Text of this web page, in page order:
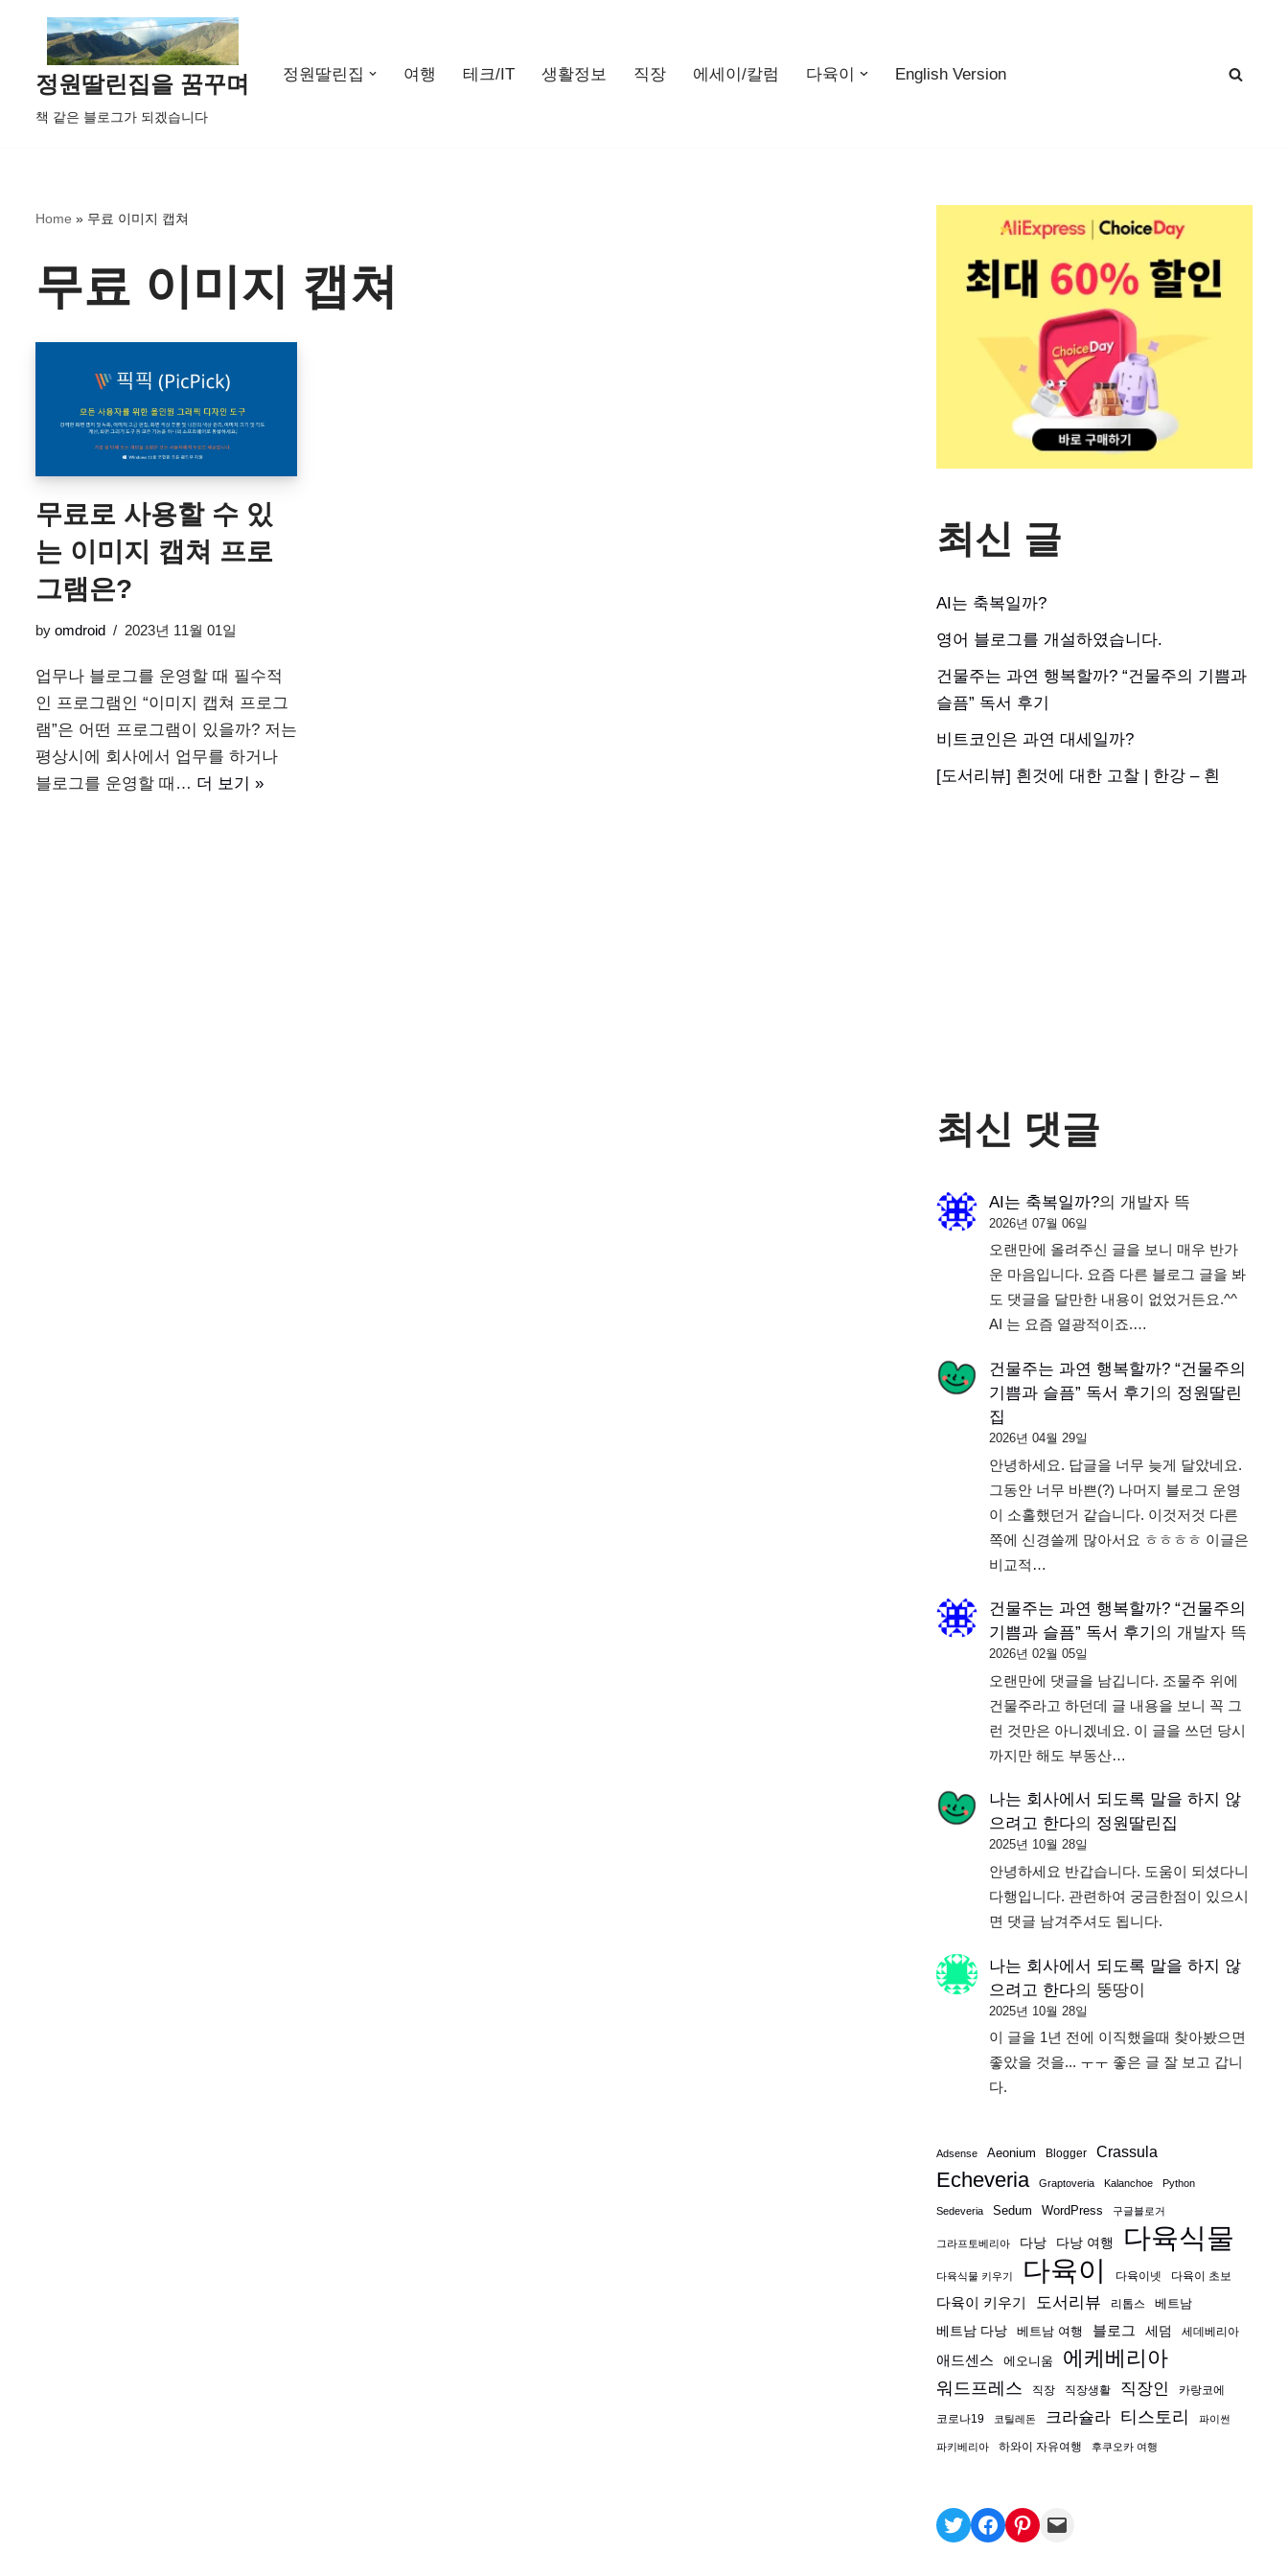
정원딸린집을 꿈꾸며
책 같은 블로그가 되겠습니다
정원딸린집 여행 테크/IT 생활정보 직장 에세이/칼럼 다육이 English Version
Home » 무료 이미지 캡쳐
무료 이미지 캡쳐
무료로 사용할 수 있
는 이미지 캡쳐 프로
그램은?
by omdroid 2023년 11월 01일
업무나 블로그를 운영할 때 필수적
인 프로그램인 “이미지 캡쳐 프로그
램”은 어떤 프로그램이 있을까? 저는
평상시에 회사에서 업무를 하거나
블로그를 운영할 때… 더 보기 »
최신 글
AI는 축복일까?
영어 블로그를 개설하였습니다.
건물주는 과연 행복할까? “건물주의 기쁨과
슬픔” 독서 후기
비트코인은 과연 대세일까?
[도서리뷰] 흰것에 대한 고찰 | 한강 – 흰
최신 댓글
AI는 축복일까?의 개발자 뜩
2026년 07월 06일
오랜만에 올려주신 글을 보니 매우 반가
운 마음입니다. 요즘 다른 블로그 글을 봐
도 댓글을 달만한 내용이 없었거든요.^^
AI 는 요즘 열광적이죠.…
건물주는 과연 행복할까? “건물주의
기쁨과 슬픔” 독서 후기 의 정원딸린
집
2026년 04월 29일
안녕하세요. 답글을 너무 늦게 달았네요.
그동안 너무 바쁜(?) 나머지 블로그 운영
이 소홀했던거 같습니다. 이것저것 다른
쪽에 신경쓸께 많아서요 ㅎㅎㅎㅎ 이글은
비교적…
건물주는 과연 행복할까? “건물주의
기쁨과 슬픔” 독서 후기 의 개발자 뜩
2026년 02월 05일
오랜만에 댓글을 남깁니다. 조물주 위에
건물주라고 하던데 글 내용을 보니 꼭 그
런 것만은 아니겠네요. 이 글을 쓰던 당시
까지만 해도 부동산…
나는 회사에서 되도록 말을 하지 않
으려고 한다의 정원딸린집
2025년 10월 28일
안녕하세요 반갑습니다. 도움이 되셨다니
다행입니다. 관련하여 궁금한점이 있으시
면 댓글 남겨주셔도 됩니다.
나는 회사에서 되도록 말을 하지 않
으려고 한다의 뚱땅이
2025년 10월 28일
이 글을 1년 전에 이직했을때 찾아봤으면
좋았을 것을... ㅜㅜ 좋은 글 잘 보고 갑니
다.
Adsense Aeonium Blogger Crassula
Echeveria Graptoveria Kalanchoe Python
Sedeveria Sedum WordPress 구글블로거
그라프토베리아 다낭 다낭 여행 다육식물
다육식물 키우기 다육이 다육이넷 다육이 초보
다육이 키우기 도서리뷰 리톱스
베트남
베트남 다낭
베트남 여행 블로그 세덤 세데베리아
애드센스 에오니움 에케베리아
워드프레스 직장 직장생활 직장인 카랑코에
코로나19 코틸레돈 크라슐라 티스토리 파이썬
파키베리아 하와이 자유여행 후쿠오카 여행